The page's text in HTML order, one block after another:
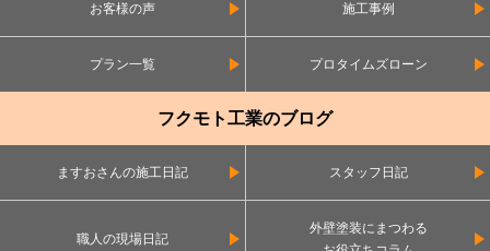
お客様の声 施工事例
プラン一覧 プロタイムズローン
フクモト工業のブログ
ますおさんの施工日記 スタッフ日記
職人の現場日記
外壁塗装にまつわる